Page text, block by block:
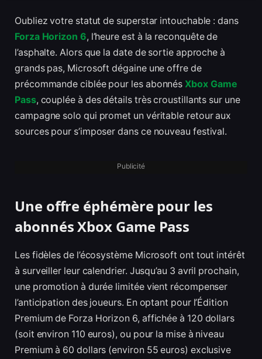
Oubliez votre statut de superstar intouchable : dans
Forza Horizon 6, l’heure est à la reconquête de
l’asphalte. Alors que la date de sortie approche à
grands pas, Microsoft dégaine une offre de
précommande ciblée pour les abonnésXbox Game
Pass, couplée à des détails très croustillants sur une
campagne solo qui promet un véritable retour aux
sources pour s’imposer dans ce nouveau festival.
Publicité
Une offre éphémère pour les
abonnés Xbox Game Pass
Les fidèles de l’écosystème Microsoft ont tout intérêt
à surveiller leur calendrier. Jusqu’au 3 avril prochain,
une promotion à durée limitée vient récompenser
l’anticipation des joueurs. En optant pour l’Édition
Premium de Forza Horizon 6, affichée à 120 dollars
(soit environ 110 euros), ou pour la mise à niveau
Premium à 60 dollars (environ 55 euros) exclusive